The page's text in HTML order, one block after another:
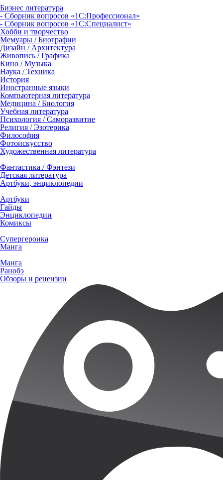
Бизнес литература
- Сборник вопросов «1С:Профессионал»
- Сборник вопросов «1С:Специалист»
Хобби и творчество
Мемуары / Биографии
Дизайн / Архитектура
Живопись / Графика
Кино / Музыка
Наука / Техника
История
Иностранные языки
Компьютерная литература
Медицина / Биология
Учебная литература
Психология / Саморазвитие
Религия / Эзотерика
Философия
Фотоискусство
Художественная литература
Фантастика / Фэнтези
Детская литература
Артбуки, энциклопедии
Артбуки
Гайды
Энциклопедии
Комиксы
Супергероика
Манга
Манга
Ранобэ
Обзоры и рецензии